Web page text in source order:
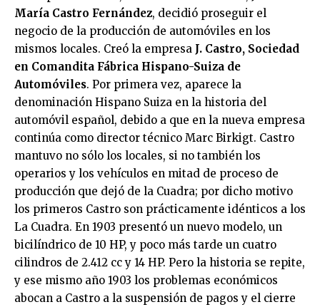
María Castro Fernández, decidió proseguir el
negocio de la producción de automóviles en los
mismos locales. Creó la empresa J. Castro, Sociedad
en Comandita Fábrica Hispano-Suiza de
Automóviles. Por primera vez, aparece la
denominación Hispano Suiza en la historia del
automóvil español, debido a que en la nueva empresa
continúa como director técnico Marc Birkigt. Castro
mantuvo no sólo los locales, si no también los
operarios y los vehículos en mitad de proceso de
producción que dejó de la Cuadra; por dicho motivo
los primeros Castro son prácticamente idénticos a los
La Cuadra. En 1903 presentó un nuevo modelo, un
bicilíndrico de 10 HP, y poco más tarde un cuatro
cilindros de 2.412 cc y 14 HP. Pero la historia se repite,
y ese mismo año 1903 los problemas económicos
abocan a Castro a la suspensión de pagos y el cierre